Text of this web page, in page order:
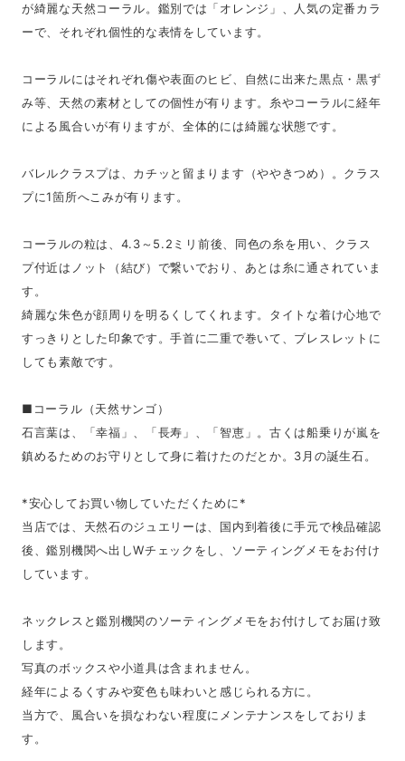
が綺麗な天然コーラル。鑑別では「オレンジ」、人気の定番カラ
ーで、それぞれ個性的な表情をしています。
コーラルにはそれぞれ傷や表面のヒビ、自然に出来た黒点・黒ず
み等、天然の素材としての個性が有ります。糸やコーラルに経年
による風合いが有りますが、全体的には綺麗な状態です。
バレルクラスプは、カチッと留まります（ややきつめ）。クラス
プに1箇所へこみが有ります。
コーラルの粒は、4.3～5.2ミリ前後、同色の糸を用い、クラス
プ付近はノット（結び）で繋いでおり、あとは糸に通されていま
す。
綺麗な朱色が顔周りを明るくしてくれます。タイトな着け心地で
すっきりとした印象です。手首に二重で巻いて、ブレスレットに
しても素敵です。
■コーラル（天然サンゴ）
石言葉は、「幸福」、「長寿」、「智恵」。古くは船乗りが嵐を
鎮めるためのお守りとして身に着けたのだとか。3月の誕生石。
*安心してお買い物していただくために*
当店では、天然石のジュエリーは、国内到着後に手元で検品確認
後、鑑別機関へ出しWチェックをし、ソーティングメモをお付け
しています。
ネックレスと鑑別機関のソーティングメモをお付けしてお届け致
します。
写真のボックスや小道具は含まれません。
経年によるくすみや変色も味わいと感じられる方に。
当方で、風合いを損なわない程度にメンテナンスをしておりま
す。